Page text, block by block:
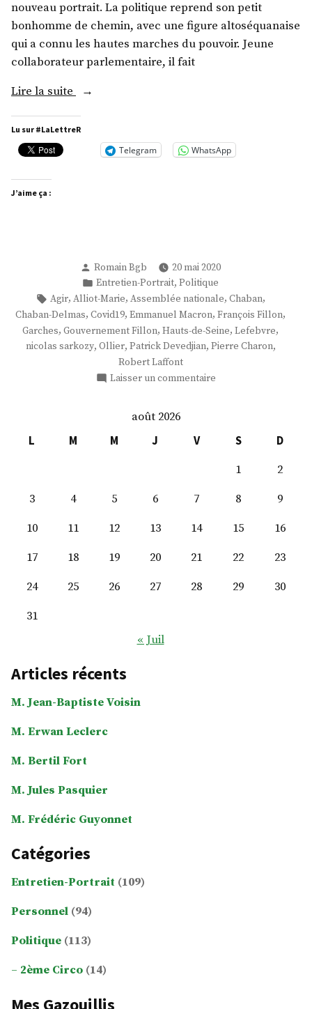
nouveau portrait. La politique reprend son petit
bonhomme de chemin, avec une figure altoséquanaise
qui a connu les hautes marches du pouvoir. Jeune
collaborateur parlementaire, il fait
Lire la suite
« M.
Lefebvre »
Lu sur #LaLettreR
Telegram WhatsApp
J’aime ça :
Publié
par
Romain Bgb
20 mai 2020
Publié
dans
Entretien-Portrait, Politique
Étiquettes :
Agir, Alliot-Marie, Assemblée nationale, Chaban,
Chaban-Delmas, Covid19, Emmanuel Macron, François Fillon,
Garches, Gouvernement Fillon, Hauts-de-Seine, Lefebvre,
nicolas sarkozy, Ollier, Patrick Devedjian, Pierre Charon,
Robert Laffont
Laisser un commentaire
août 2026
L
M M J V S
D
1
2
3
4 5 6 7 8
9
10
11 12 13 14 15
16
17
18 19 20 21 22
23
24
25 26 27 28 29
30
31
« Juil
Articles récents
M. Jean-Baptiste Voisin
M. Erwan Leclerc
M. Bertil Fort
M. Jules Pasquier
M. Frédéric Guyonnet
Catégories
Entretien-Portrait (109)
Personnel (94)
Politique (113)
2ème Circo (14)
Mes Gazouillis